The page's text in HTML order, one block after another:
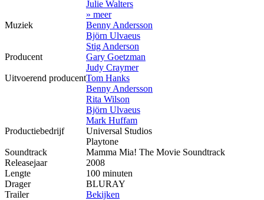
Julie Walters
» meer
Muziek
Benny Andersson
Björn Ulvaeus
Stig Anderson
Producent
Gary Goetzman
Judy Craymer
Uitvoerend producentTom Hanks
Benny Andersson
Rita Wilson
Björn Ulvaeus
Mark Huffam
Productiebedrijf
Universal Studios
Playtone
Soundtrack
Mamma Mia! The Movie Soundtrack
Releasejaar
2008
Lengte
100 minuten
Drager
BLURAY
Trailer
Bekijken